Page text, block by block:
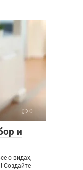
0
и
о видах,
Создайте